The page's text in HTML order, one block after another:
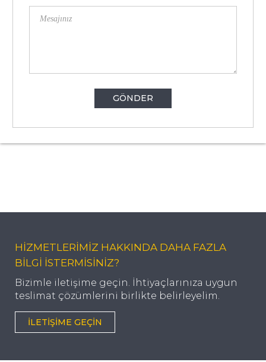
GÖNDER
HİZMETLERİMİZ HAKKINDA DAHA FAZLA
BİLGİ İSTERMİSİNİZ?
Bizimle iletişime geçin. İhtiyaçlarınıza uygun
teslimat çözümlerini birlikte belirleyelim.
İLETIŞIME GEÇIN